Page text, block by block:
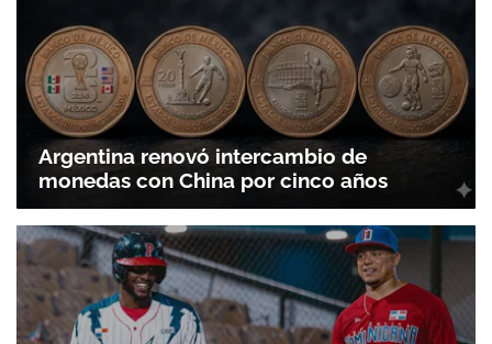
Argentina renovó intercambio de
monedas con China por cinco años